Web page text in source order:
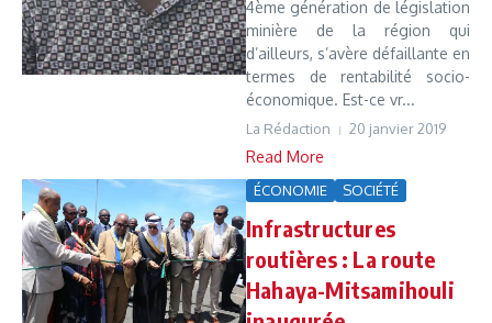
4ème génération de législation
minière de la région qui
d’ailleurs, s’avère défaillante en
termes de rentabilité socio-
économique. Est-ce vr...
La Rédaction 20 janvier 2019
Read More
ÉCONOMIE SOCIÉTÉ
Infrastructures
routières : La route
Hahaya-Mitsamihouli